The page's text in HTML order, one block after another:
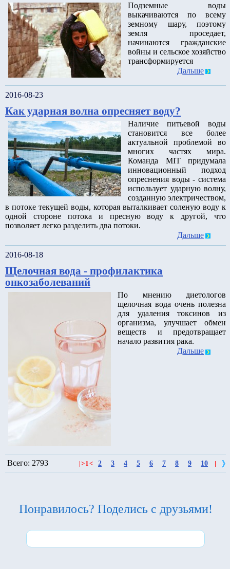
Подземные воды
выкачиваются по всему
земному шару, поэтому
земля проседает,
начинаются гражданские
войны и сельское хозяйство
трансформируется
Дальше
2016-08-23
Как ударная волна опресняет воду?
Наличие питьевой воды
становится все более
актуальной проблемой во
многих частях мира.
Команда MIT придумала
инновационный подход
опреснения воды - система
использует ударную волну,
созданную электричеством,
в потоке текущей воды, которая выталкивает соленую воду к
одной стороне потока и пресную воду к другой, что
позволяет легко разделить два потоки.
Дальше
2016-08-18
Щелочная вода - профилактика
онкозаболеваний
По мнению диетологов
щелочная вода очень полезна
для удаления токсинов из
организма, улучшает обмен
веществ и предотвращает
начало развития рака.
Дальше
Всего: 2793 >1< 2 3 4 5 6 7 8 9 10
Понравилось? Поделись с друзьями!